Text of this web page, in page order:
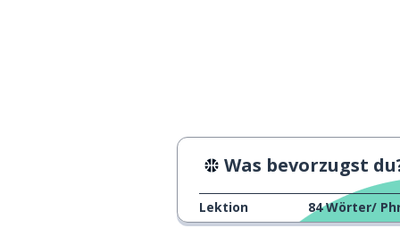
Was bevorzugst
Lektion 84 Wörter/